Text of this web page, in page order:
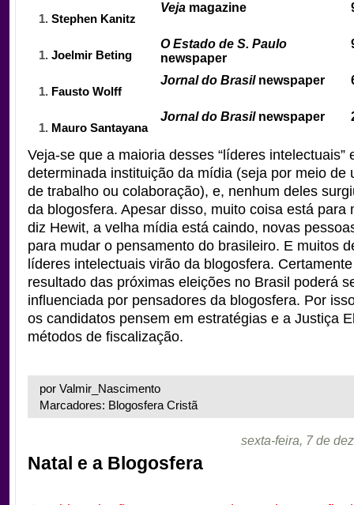
Stephen Kanitz
Veja magazine
Joelmir Beting
O Estado de S. Paulo
newspaper
Fausto Wolff
Jornal do Brasilnewspaper
Mauro Santayana
Jornal do Brasilnewspaper
Veja-se que a maioria desses “líderes intelectuais”
determinada instituição da mídia (seja por meio de
de trabalho ou colaboração), e, nenhum deles
da blogosfera. Apesar disso, muito coisa está para
diz Hewit, a velha mídia está caindo, novas
para mudar o pensamento do brasileiro. E muitos
líderes intelectuais virão da blogosfera.
resultado das próximas eleições no Brasil poderá
influenciada por pensadores da blogosfera. Por
os candidatos pensem em estratégias e a Justiça
métodos de fiscalização.
por Valmir_Nascimento
Marcadores: Blogosfera Cristã
sexta-feira, 7 de
Natal e a Blogosfera